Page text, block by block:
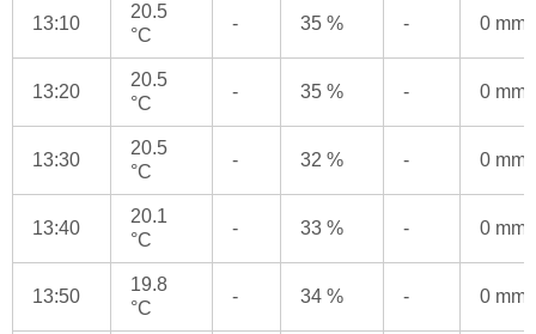
13:10
20.5
°C
- 35 % - 0 mm
13:20
20.5
°C
- 35 % - 0 mm
13:30
20.5
°C
- 32 % - 0 mm
13:40
20.1
°C
- 33 % - 0 mm
13:50
19.8
°C
- 34 % - 0 mm